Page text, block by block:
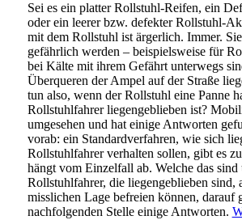
Sei es ein platter Rollstuhl-Reifen, ein
oder ein leerer bzw. defekter Rollstuhl-
mit dem Rollstuhl ist ärgerlich. Immer.
gefährlich werden – beispielsweise für
bei Kälte mit ihrem Gefährt unterwegs
Überqueren der Ampel auf der Straße
tun also, wenn der Rollstuhl eine Panne
Rollstuhlfahrer liegengeblieben ist?
umgesehen und hat einige Antworten
vorab: ein Standardverfahren, wie sich
Rollstuhlfahrer verhalten sollen, gibt es
hängt vom Einzelfall ab. Welche das sind
Rollstuhlfahrer, die liegengeblieben sind,
misslichen Lage befreien können, darauf
nachfolgenden Stelle einige Antworten.